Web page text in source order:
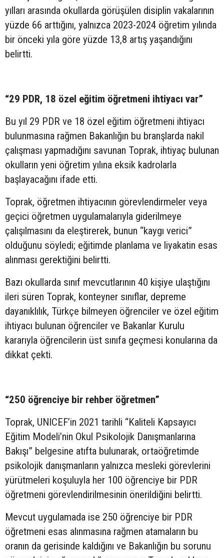
yılları arasında okullarda görüşülen disiplin vakalarının
yüzde 66 arttığını, yalnızca 2023-2024 öğretim yılında
bir önceki yıla göre yüzde 13,8 artış yaşandığını
belirtti.
“29 PDR, 18 özel eğitim öğretmeni ihtiyacı var”
Bu yıl 29 PDR ve 18 özel eğitim öğretmeni ihtiyacı
bulunmasına rağmen Bakanlığın bu branşlarda nakil
çalışması yapmadığını savunan Toprak, ihtiyaç bulunan
okulların yeni öğretim yılına eksik kadrolarla
başlayacağını ifade etti.
Toprak, öğretmen ihtiyacının görevlendirmeler veya
geçici öğretmen uygulamalarıyla giderilmeye
çalışılmasını da eleştirerek, bunun “kaygı verici”
olduğunu söyledi; eğitimde planlama ve liyakatin esas
alınması gerektiğini belirtti.
Bazı okullarda sınıf mevcutlarının 40 kişiye ulaştığını
ileri süren Toprak, konteyner sınıflar, depreme
dayanıklılık, Türkçe bilmeyen öğrenciler ve özel eğitim
ihtiyacı bulunan öğrenciler ve Bakanlar Kurulu
kararıyla öğrencilerin üst sınıfa geçmesi konularına da
dikkat çekti.
“250 öğrenciye bir rehber öğretmen”
Toprak, UNICEF’in 2021 tarihli “Kaliteli Kapsayıcı
Eğitim Modeli’nin Okul Psikolojik Danışmanlarına
Bakışı” belgesine atıfta bulunarak, ortaöğretimde
psikolojik danışmanların yalnızca mesleki görevlerini
yürütmeleri koşuluyla her 100 öğrenciye bir PDR
öğretmeni görevlendirilmesinin önerildiğini belirtti.
Mevcut uygulamada ise 250 öğrenciye bir PDR
öğretmeni esas alınmasına rağmen atamaların bu
oranın da gerisinde kaldığını ve Bakanlığın bu sorunu